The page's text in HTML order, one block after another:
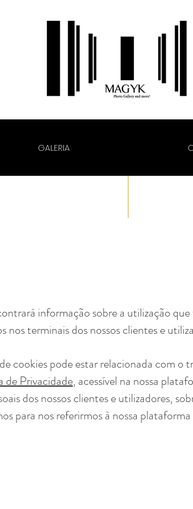
GALERIA
informação sobre a utilização que
nos terminais dos nossos clientes e
cookies pode estar relacionada com o
de Privacidade, acessível na nossa
dos nossos clientes e utilizadores,
para nos referirmos à nossa